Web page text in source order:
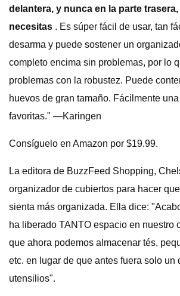
delantera, y nunca en la parte
necesitas . Es súper fácil de usar, tan
desarma y puede sostener un
completo encima sin problemas, por lo
problemas con la robustez. Puede
huevos de gran tamaño. Fácilmente
favoritas." —Karingen
Consíguelo en Amazon por $19.99.
La editora de BuzzFeed Shopping,
organizador de cubiertos para hacer
sienta más organizada. Ella dice:
ha liberado TANTO espacio en nuestro
que ahora podemos almacenar tés,
etc. en lugar de que antes fuera solo un
utensilios".